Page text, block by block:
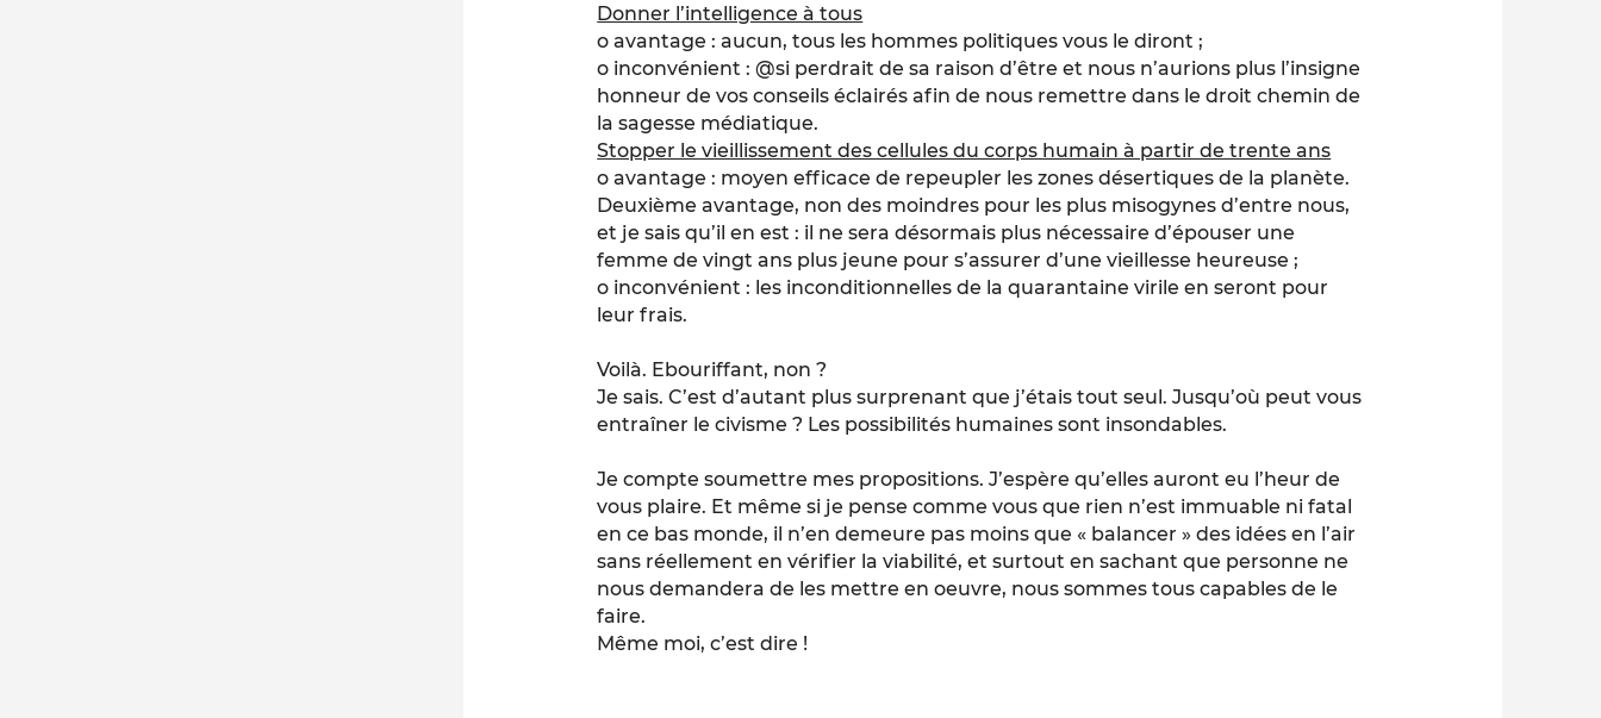
Donner l’intelligence à tous
o avantage : aucun, tous les hommes politiques vous le diront ;
o inconvénient : @si perdrait de sa raison d’être et nous n’aurions plus l’insigne
honneur de vos conseils éclairés afin de nous remettre dans le droit chemin de
la sagesse médiatique.
Stopper le vieillissement des cellules du corps humain à partir de trente ans
o avantage : moyen efficace de repeupler les zones désertiques de la planète.
Deuxième avantage, non des moindres pour les plus misogynes d’entre nous,
et je sais qu’il en est : il ne sera désormais plus nécessaire d’épouser une
femme de vingt ans plus jeune pour s’assurer d’une vieillesse heureuse ;
o inconvénient : les inconditionnelles de la quarantaine virile en seront pour
leur frais.
Voilà. Ebouriffant, non ?
Je sais. C’est d’autant plus surprenant que j’étais tout seul. Jusqu’où peut vous
entraîner le civisme ? Les possibilités humaines sont insondables.
Je compte soumettre mes propositions. J’espère qu’elles auront eu l’heur de
vous plaire. Et même si je pense comme vous que rien n’est immuable ni fatal
en ce bas monde, il n’en demeure pas moins que « balancer » des idées en l’air
sans réellement en vérifier la viabilité, et surtout en sachant que personne ne
nous demandera de les mettre en oeuvre, nous sommes tous capables de le
faire.
Même moi, c’est dire !